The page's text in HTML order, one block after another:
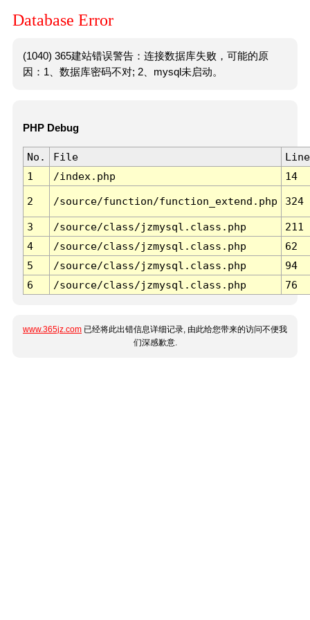
Database Error
(1040) 365建站错误警告：连接数据库失败，可能的原
因：1、数据库密码不对; 2、mysql未启动。
PHP Debug
No. File
Line
1
/index.php 14
2 /source/function/function_extend.php 324
3 /source/class/jzmysql.class.php
211
4
/source/class/jzmysql.class.php
62
5
/source/class/jzmysql.class.php
94
6
/source/class/jzmysql.class.php 76
www.365jz.com 已经将此出错信息详细记录, 由此给您带来的访问不便我
们深感歉意.